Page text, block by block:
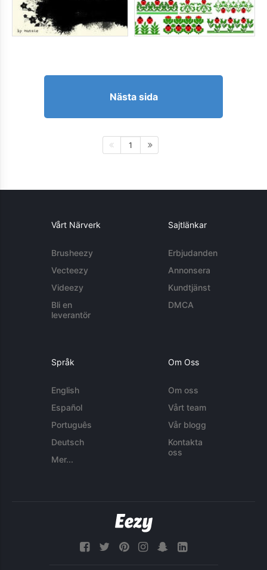
Nästa sida
1
Vårt Närverk
Brusheezy
Vecteezy
Videezy
Bli en
leverantör
Sajtlänkar
Erbjudanden
Annonsera
Kundtjänst
DMCA
Språk
English
Español
Português
Deutsch
Mer...
Om Oss
Om oss
Vårt team
Vår blogg
Kontakta
oss